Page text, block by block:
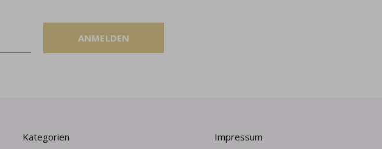
ANMELDEN
Kategorien Impressum